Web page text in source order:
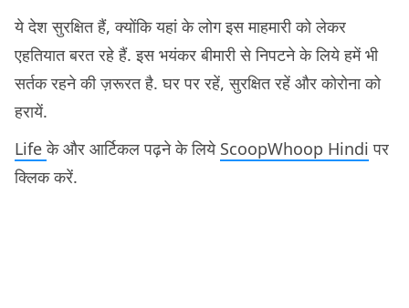
ये देश सुरक्षित हैं, क्योंकि यहां के लोग इस माहमारी को लेकर
एहतियात बरत रहे हैं. इस भयंकर बीमारी से निपटने के लिये हमें भी
सर्तक रहने की ज़रूरत है. घर पर रहें, सुरक्षित रहें और कोरोना को
हरायें.
Lifeके और आर्टिकल पढ़ने के लिये ScoopWhoop Hindi पर
क्लिक करें.